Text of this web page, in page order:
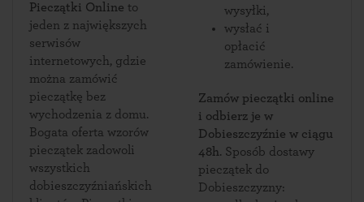
Pieczątki Online to
jeden z największych
serwisów
internetowych, gdzie
można zamówić
pieczątkę bez
wychodzenia z domu.
Bogata oferta wzorów
pieczątek zadowoli
wszystkich
dobieszczyźniańskich
wysyłki,
wysłać i
opłacić
zamówienie.
Zamów pieczątki online
i odbierz je w
Dobieszczyźnie w ciągu
48h. Sposób dostawy
pieczątek do
Dobieszczyzny: